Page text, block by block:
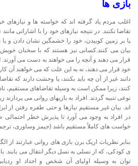
بازی ها
اغلب مردم یاد گرفته اند که خواسته ها و نیازهای
تقاضا نکنند. در نتیجه نیازهای خود را با اشاراتی
پا بر زمین کوبیدن، خود را خشمگین نشان دادن و یا
بیان می کنند.کسانی نیز هستند که با سخنان
قرار می دهند و آنچه را می خواهند به دست می
خود قرار می دهند، نه به این علت که می خواهند آن
دانند غیر از آن چه باید بکنند، یا وحشت دارند که
کنند، زیرا ممکن است به وسیله تقاضاهای مستقیم،
نوعی تنبیه گردند. افراد به بازیهای روانی می پردازند
اند. بیان غیر مستقیم نیازها و حتی طفره رفتن از
در افراد به وجود می آورد تا پذیرش خطر احتمالی
خواست های کاملاً مستقیم باشد (جیمز وساوری، ترجمه
بنابر نظریات اریک برن بازی های روانی عبارتند از
ی کودکی، که از نسلی به نسل دیگر انتقال می یابند.
توان به وسیله اولیای آن شخص و اجداد او